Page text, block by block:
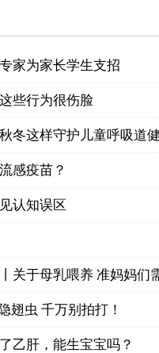
家为家长学生支招
些行为很伤脸
冬这样守护儿童呼吸道
感疫苗？
认知误区
关于母乳喂养 准妈妈们
翅虫 千万别拍打！
乙肝，能生宝宝吗？